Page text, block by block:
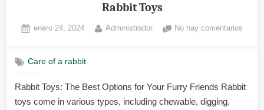
Rabbit Toys
Posted
enero 24, 2024 By
Administrador No hay comentarios
Care of a rabbit
Rabbit Toys: The Best Options for Your Furry Friends Rabbit
toys come in various types, including chewable, digging,